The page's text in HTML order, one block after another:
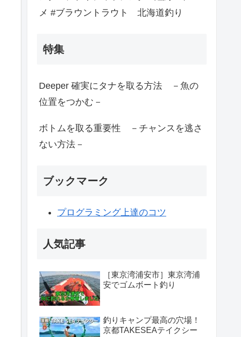
メ #ブラウントラウト 北海道釣り
特集
Deeper 確実にタナを取る方法 －魚の
位置をつかむ－
ボトムを取る重要性 －チャンスを逃さ
ない方法－
ブックマーク
プログラミング上達のコツ
人気記事
［東京湾浦安市］東京湾浦
安でゴムボート釣り
釣りキャンプ最高の穴場！
京都TAKESEAテイクシー